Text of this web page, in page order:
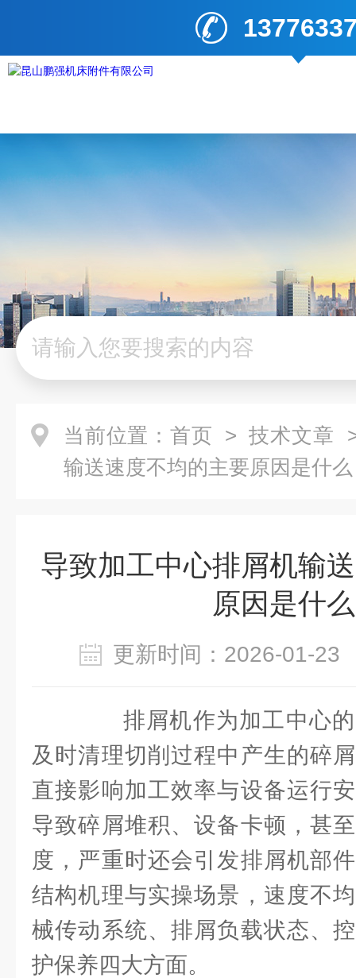
当前位置： 首页 > 技术文章
输送速度不均的主要原因是什
导致加工中心排屑机输
原因是什
更新时间：2026-01-
排屑机作为加工中心的
及时清理切削过程中产生的碎
直接影响加工效率与设备运行
导致碎屑堆积、设备卡顿，甚
度，严重时还会引发排屑机部
结构机理与实操场景，速度不
械传动系统、排屑负载状态、
护保养四大方面。